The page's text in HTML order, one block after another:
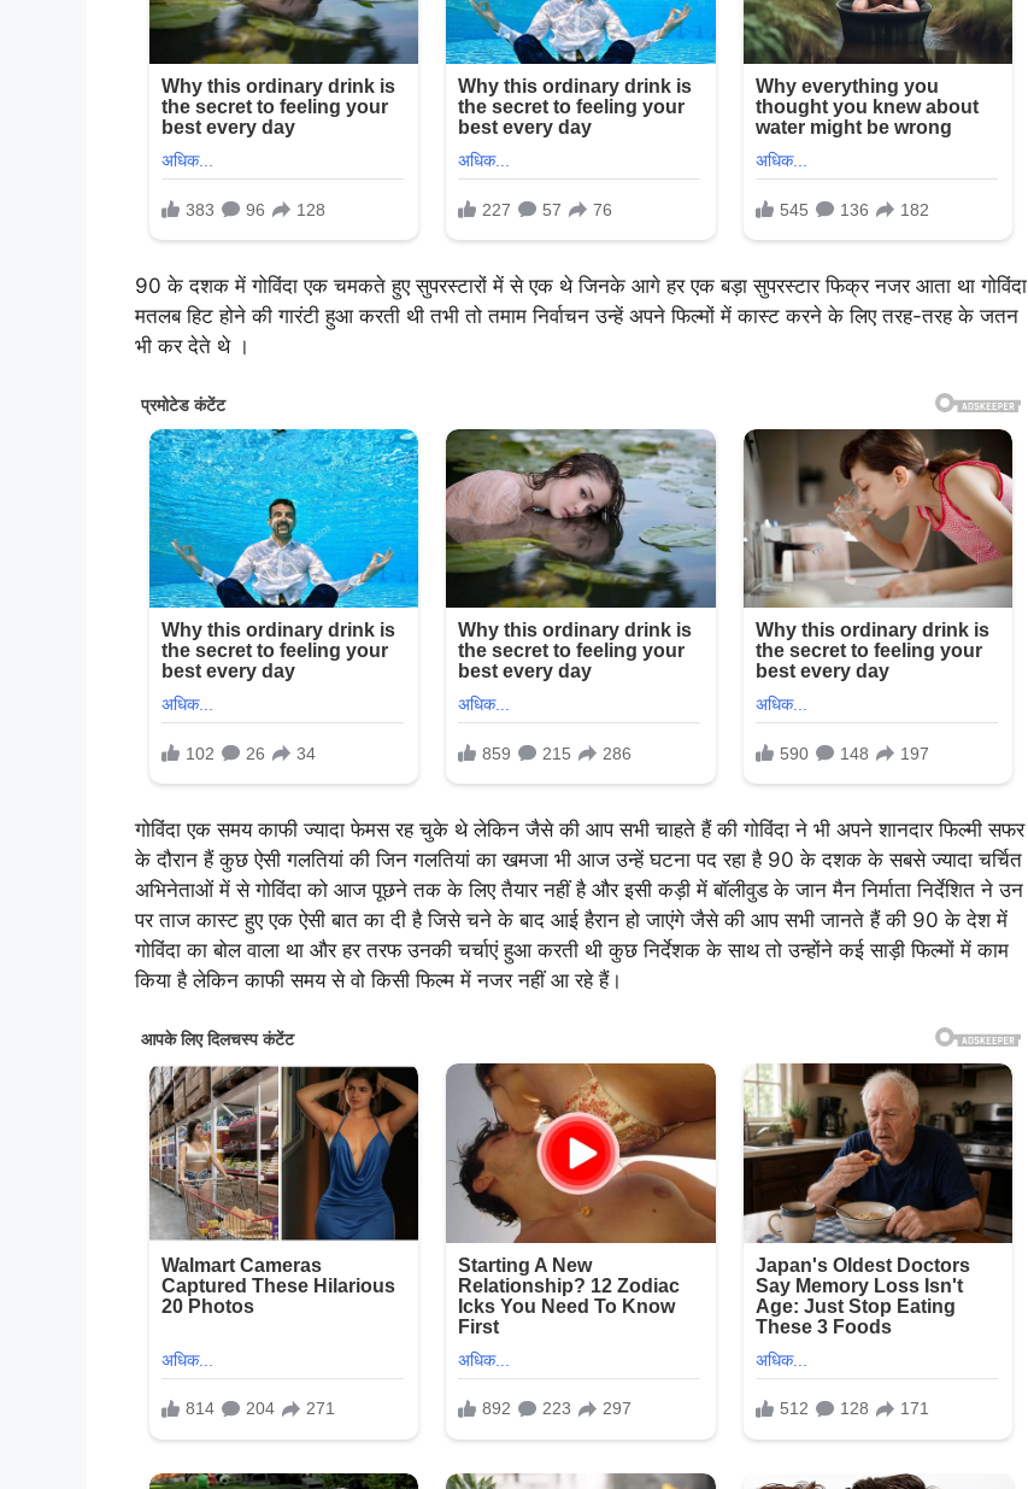
90 के दशक में गोविंदा एक चमकते हुए सुपरस्टारों में से एक थे जिनके आगे हर एक बड़ा सुपरस्टार फिक्र नजर आता था गोविंदा
मतलब हिट होने की गारंटी हुआ करती थी तभी तो तमाम निर्वाचन उन्हें अपने फिल्मों में कास्ट करने के लिए तरह-तरह के जतन
भी कर देते थे ।
गोविंदा एक समय काफी ज्यादा फेमस रह चुके थे लेकिन जैसे की आप सभी चाहते हैं की गोविंदा ने भी अपने शानदार फिल्मी सफर
के दौरान हैं कुछ ऐसी गलतियां की जिन गलतियां का खमजा भी आज उन्हें घटना पद रहा है 90 के दशक के सबसे ज्यादा चर्चित
अभिनेताओं में से गोविंदा को आज पूछने तक के लिए तैयार नहीं है और इसी कड़ी में बॉलीवुड के जान मैन निर्माता निर्देशित ने उन
पर ताज कास्ट हुए एक ऐसी बात का दी है जिसे चने के बाद आई हैरान हो जाएंगे जैसे की आप सभी जानते हैं की 90 के देश में
गोविंदा का बोल वाला था और हर तरफ उनकी चर्चाएं हुआ करती थी कुछ निर्देशक के साथ तो उन्होंने कई साड़ी फिल्मों में काम
किया है लेकिन काफी समय से वो किसी फिल्म में नजर नहीं आ रहे हैं।